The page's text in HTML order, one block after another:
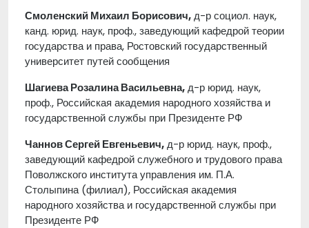
Смоленский Михаил Борисович,д-р социол. наук,
канд. юрид. наук, проф., заведующий кафедрой теории
государства и права, Ростовский государственный
университет путей сообщения
Шагиева Розалина Васильевна,д-р юрид. наук,
проф., Российская академия народного хозяйства и
государственной службы при Президенте РФ
Чаннов Сергей Евгеньевич,д-р юрид. наук, проф.,
заведующий кафедрой служебного и трудового права
Поволжского института управления им. П.А.
Столыпина (филиал), Российская академия
народного хозяйства и государственной службы при
Президенте РФ